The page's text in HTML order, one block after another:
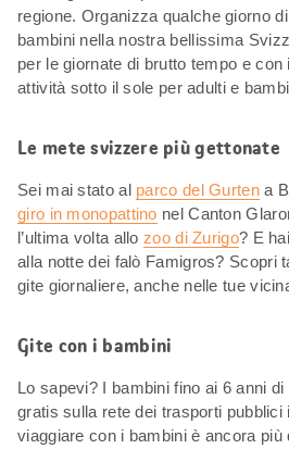
regione. Organizza qualche giorno
bambini nella nostra bellissima
per le giornate di brutto tempo e
attività sotto il sole per adulti e
Le mete svizzere più gettonate
Sei mai stato al parco del Gurtena
giro in monopattino nel Canton
l’ultima volta allozoo di Zurigo? E
alla notte dei falò Famigros? Scopri
gite giornaliere, anche nelle tue
Gite con i bambini
Lo sapevi? I bambini fino ai 6 anni di
gratis sulla rete dei trasporti
viaggiare con i bambini è ancora più